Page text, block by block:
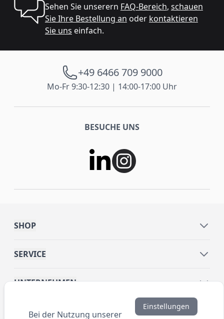
Sehen Sie unserern FAQ-Bereich, schauen
Sie Ihre Bestellung an oder kontaktieren
Sie uns einfach.
+49 6466 709 9000
Mo-Fr 9:30-12:30 | 14:00-17:00 Uhr
BESUCHE UNS
SHOP
SERVICE
UNTERNEHMEN
INFORMATIONEN
Bei der Nutzung unserer
Einstellungen